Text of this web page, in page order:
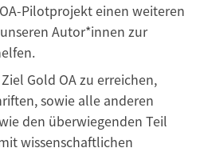
Pilotprojekt einen weiteren
Autor*innen zur
Gold OA zu erreichen,
sowie alle anderen
den überwiegenden Teil
wissenschaftlichen